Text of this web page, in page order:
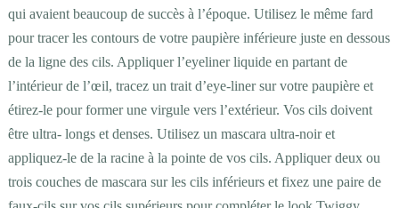
qui avaient beaucoup de succès à l’époque. Utilisez le même fard
pour tracer les contours de votre paupière inférieure juste en dessous
de la ligne des cils. Appliquer l’eyeliner liquide en partant de
l’intérieur de l’œil, tracez un trait d’eye-liner sur votre paupière et
étirez-le pour former une virgule vers l’extérieur. Vos cils doivent
être ultra- longs et denses. Utilisez un mascara ultra-noir et
appliquez-le de la racine à la pointe de vos cils. Appliquer deux ou
trois couches de mascara sur les cils inférieurs et fixez une paire de